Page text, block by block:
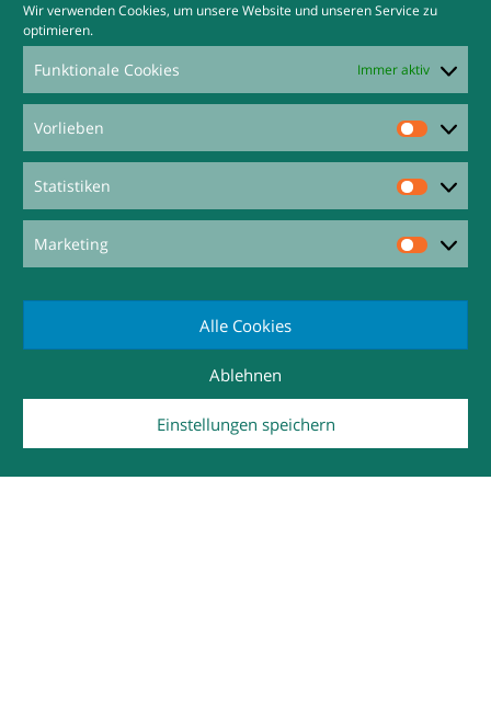
Wir verwenden Cookies, um unsere Website und unseren Service zu
optimieren.
Funktionale Cookies Immer aktiv
Vorlieben
Statistiken
Marketing
Alle Cookies
Ablehnen
Einstellungen speichern